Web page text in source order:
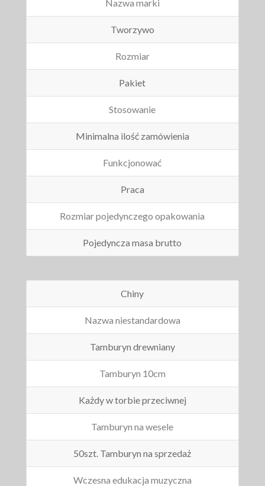
Nazwa marki
Tworzywo
Rozmiar
Pakiet
Stosowanie
Minimalna ilość zamówienia
Funkcjonować
Praca
Rozmiar pojedynczego opakowania
Pojedyncza masa brutto
Chiny
Nazwa niestandardowa
Tamburyn drewniany
Tamburyn 10cm
Każdy w torbie przeciwnej
Tamburyn na wesele
50szt. Tamburyn na sprzedaż
Wczesna edukacja muzyczna